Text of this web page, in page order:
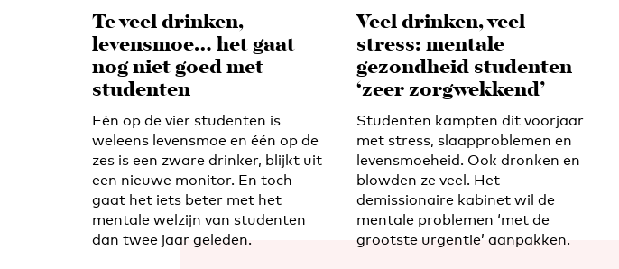
Te veel drinken,
levensmoe… het gaat
nog niet goed met
studenten
Eén op de vier studenten is
weleens levensmoe en één op de
zes is een zware drinker, blijkt uit
een nieuwe monitor. En toch
gaat het iets beter met het
mentale welzijn van studenten
dan twee jaar geleden.
Veel drinken, veel
stress: mentale
gezondheid studenten
‘zeer zorgwekkend’
Studenten kampten dit voorjaar
met stress, slaapproblemen en
levensmoeheid. Ook dronken en
blowden ze veel. Het
demissionaire kabinet wil de
mentale problemen ‘met de
grootste urgentie’ aanpakken.